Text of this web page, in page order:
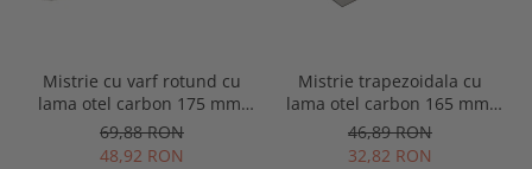
Mistrie cu varf rotund cu
lama otel carbon 175 mm,
maner plastic, Spear &
Jackson
69,88 RON
48,92 RON
Mistrie trapezoidala cu
lama otel carbon 165 mm,
maner lemn, Spear &
Jackson
46,89 RON
32,82 RON